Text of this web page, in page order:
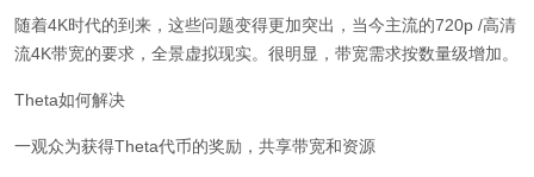
随着4K时代的到来，这些问题变得更加突出，当今主流的720p /高清
流4K带宽的要求，全景虚拟现实。很明显，带宽需求按数量级增加。
Theta如何解决
一观众为获得Theta代币的奖励，共享带宽和资源